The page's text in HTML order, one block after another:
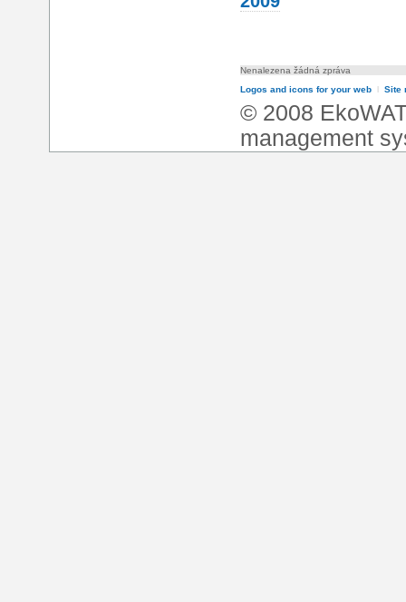
Nenalezena žádná zpráva
Logos and icons for your web
Site
© 2008
management